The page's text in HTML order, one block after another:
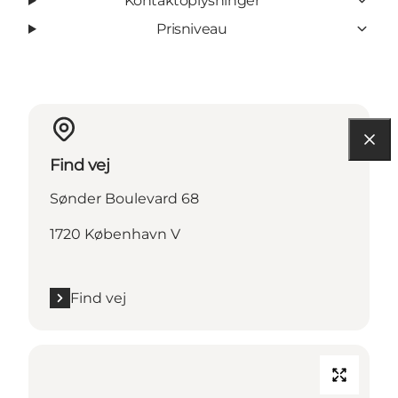
Prisniveau
Find vej
Sønder Boulevard 68
1720 København V
Find vej